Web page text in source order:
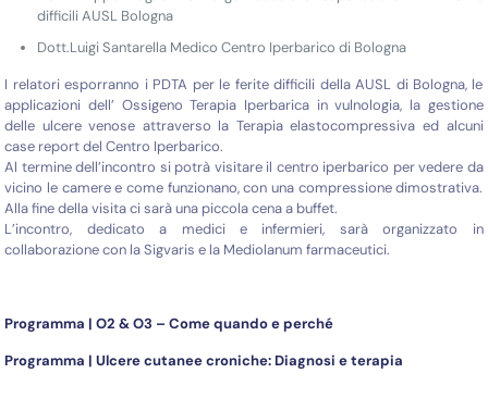
difficili AUSL Bologna
Dott.Luigi Santarella Medico Centro Iperbarico di Bologna
I relatori esporranno i PDTA per le ferite difficili della AUSL di Bologna, le
applicazioni dell’ Ossigeno Terapia Iperbarica in vulnologia, la gestione
delle ulcere venose attraverso la Terapia elastocompressiva ed alcuni
case report del Centro Iperbarico.
Al termine dell’incontro si potrà visitare il centro iperbarico per vedere da
vicino le camere e come funzionano, con una compressione dimostrativa.
Alla fine della visita ci sarà una piccola cena a buffet.
L’incontro, dedicato a medici e infermieri, sarà organizzato in
collaborazione con la Sigvaris e la Mediolanum farmaceutici.
Programma | O2 & O3 – Come quando e perché
Programma | Ulcere cutanee croniche: Diagnosi e terapia